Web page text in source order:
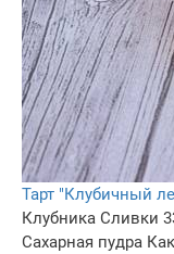
Тарт "Клубичный
Клубника Сливки
Сахарная пудра